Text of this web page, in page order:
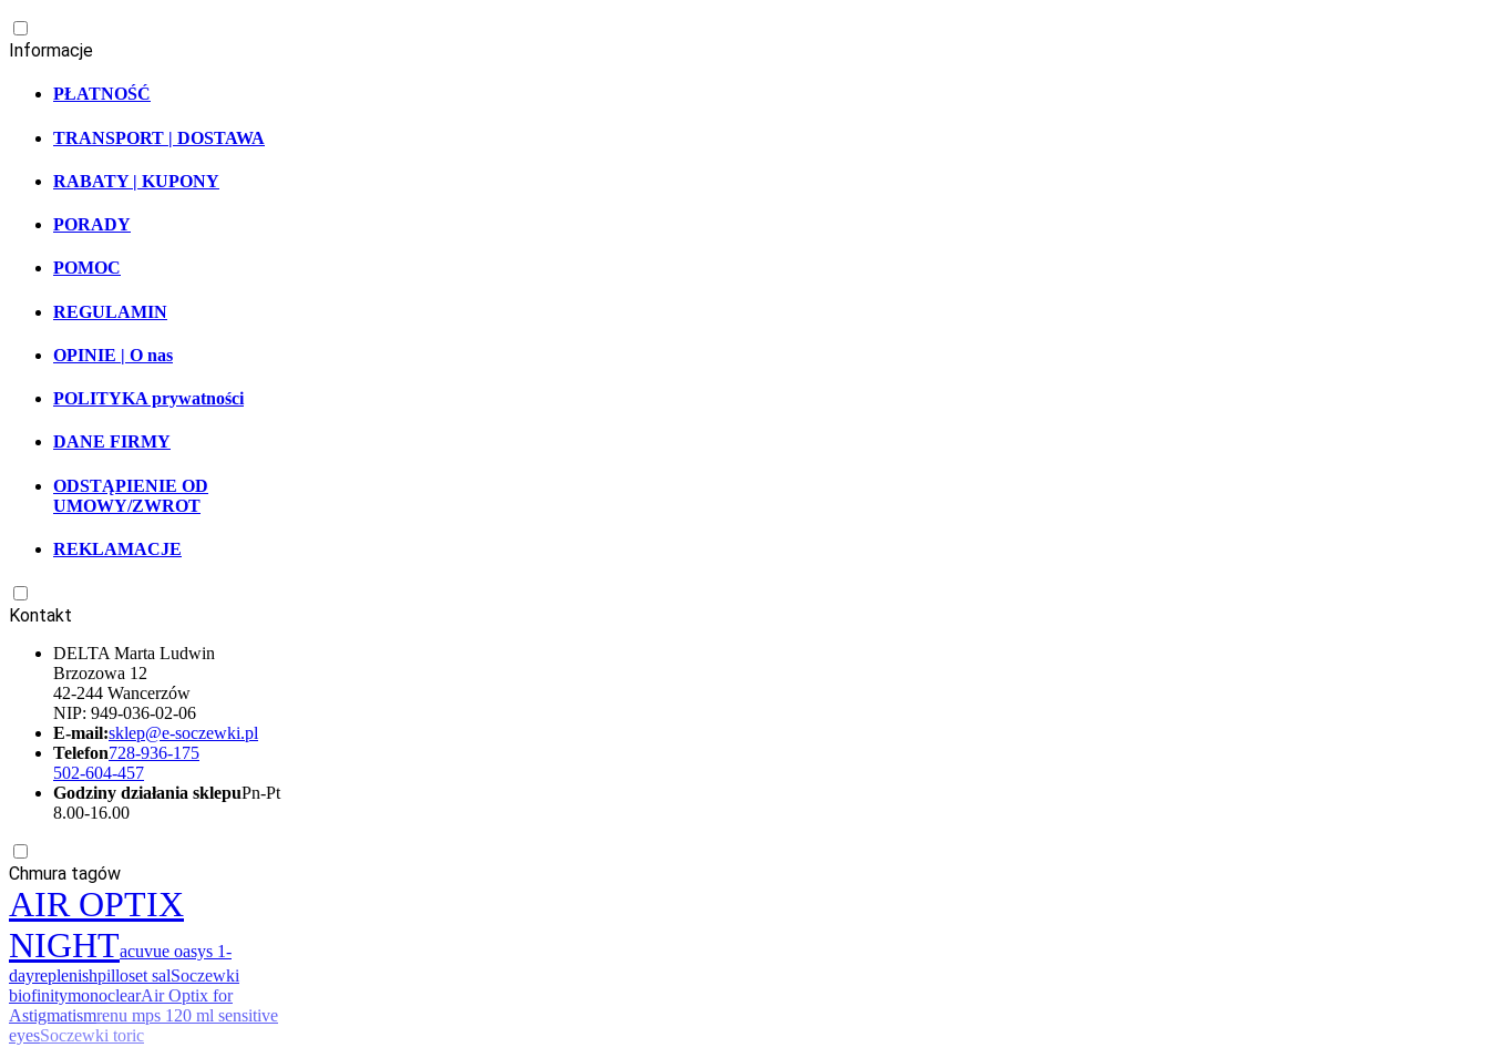
Informacje
PŁATNOŚĆ
TRANSPORT | DOSTAWA
RABATY | KUPONY
PORADY
POMOC
REGULAMIN
OPINIE | O nas
POLITYKA prywatności
DANE FIRMY
ODSTĄPIENIE OD
UMOWY/ZWROT
REKLAMACJE
Kontakt
DELTA Marta Ludwin
Brzozowa 12
42-244 Wancerzów
NIP: 949-036-02-06
E-mail:sklep@e-soczewki.pl
Telefon728-936-175
502-604-457
Godziny działania sklepuPn-Pt
8.00-16.00
Chmura tagów
AIR OPTIX
NIGHTacuvue oasys 1-
dayreplenishpilloset salSoczewki
biofinitymonoclearAir Optix for
Astigmatismrenu mps 120 ml sensitive
eyesSoczewki toric